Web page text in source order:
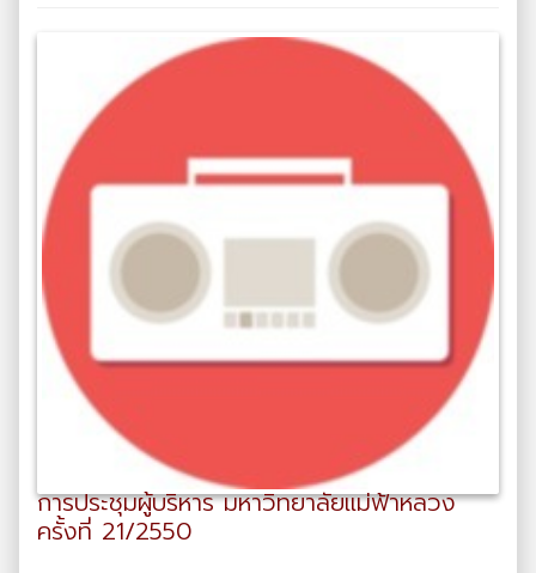
การประชุมผู้บริหาร มหาวิทยาลัยแม่ฟ้าหลวง
ครั้งที่ 21/2550